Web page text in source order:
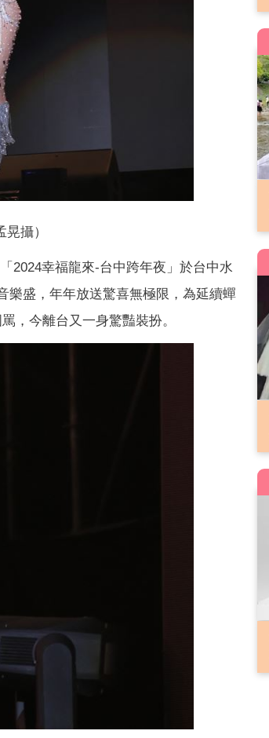
攝）
2024幸福龍來-台中跨年夜」於台中水
樂盛，年年放送驚喜無極限，為延續蟬
，今離台又一身驚豔裝扮。